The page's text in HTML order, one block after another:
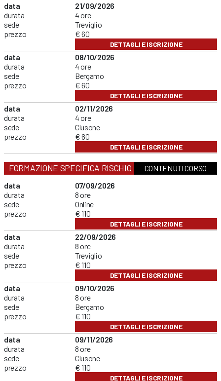
data
durata
sede
prezzo
21/09/2026
4 ore
Treviglio
€ 60
DETTAGLI E ISCRIZIONE
data
durata
sede
prezzo
08/10/2026
4 ore
Bergamo
€ 60
DETTAGLI E ISCRIZIONE
data
durata
sede
prezzo
02/11/2026
4 ore
Clusone
€ 60
DETTAGLI E ISCRIZIONE
FORMAZIONE SPECIFICA RISCHIO MEDIOCONTENUTI CORSO
data
durata
sede
prezzo
07/09/2026
8 ore
Online
€ 110
DETTAGLI E ISCRIZIONE
data
durata
sede
prezzo
22/09/2026
8 ore
Treviglio
€ 110
DETTAGLI E ISCRIZIONE
data
durata
sede
prezzo
09/10/2026
8 ore
Bergamo
€ 110
DETTAGLI E ISCRIZIONE
data
durata
sede
prezzo
09/11/2026
8 ore
Clusone
€ 110
DETTAGLI E ISCRIZIONE